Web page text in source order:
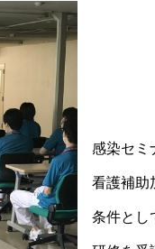
感染セミ
看護補助
条件とし